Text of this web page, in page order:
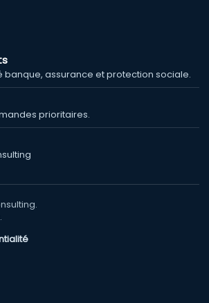
banque, assurance et protection sociale.
prioritaires.